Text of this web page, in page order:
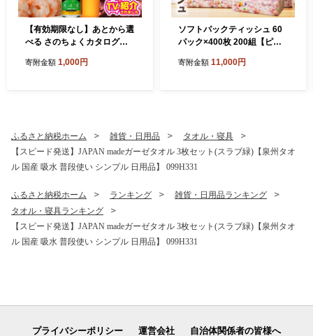
【有効期限なし】あとから選
べる さのちょくカタログ
佐野市 ふるさとギフト 4000
寄附金額 1,000円
ソフトパックティッシュ 60
パック×400枚 200組【ピュ
急上昇 まとめ買い 日用品 常
寄附金額 11,000円
ふるさと納税ホーム 雑貨・日用品
タオル・寝具
【スピード発送】JAPAN madeガーゼタオル 3枚セット(スラブ緑)【泉州タオ
ル 国産 吸水 普段使い シンプル 日用品】 099H331
ふるさと納税ホーム ランキング
雑貨・日用品ランキング
タオル・寝具ランキング
【スピード発送】JAPAN madeガーゼタオル 3枚セット(スラブ緑)【泉州タオ
ル 国産 吸水 普段使い シンプル 日用品】 099H331
プライバシーポリシー 運営会社 自治体関係者の皆様へ